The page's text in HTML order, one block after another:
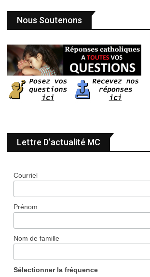
Nous Soutenons
Lettre D’actualité MC
Courriel
Prénom
Nom de famille
Sélectionner la fréquence